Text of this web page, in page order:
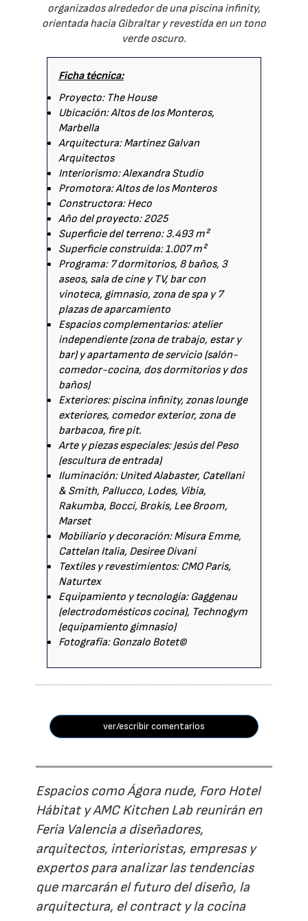
organizados alrededor de una piscina infinity,
orientada hacia Gibraltar y revestida en un tono
verde oscuro.
Ficha técnica:
Proyecto: The House
Ubicación: Altos de los Monteros,
Marbella
Arquitectura: Martinez Galvan
Arquitectos
Interiorismo: Alexandra Studio
Promotora: Altos de los Monteros
Constructora: Heco
Año del proyecto: 2025
Superficie del terreno: 3.493 m²
Superficie construida: 1.007 m²
Programa: 7 dormitorios, 8 baños, 3
aseos, sala de cine y TV, bar con
vinoteca, gimnasio, zona de spa y 7
plazas de aparcamiento
Espacios complementarios: atelier
independiente (zona de trabajo, estar y
bar) y apartamento de servicio (salón-
comedor-cocina, dos dormitorios y dos
baños)
Exteriores: piscina infinity, zonas lounge
exteriores, comedor exterior, zona de
barbacoa, fire pit.
Arte y piezas especiales: Jesús del Peso
(escultura de entrada)
Iluminación: United Alabaster, Catellani
& Smith, Pallucco, Lodes, Vibia,
Rakumba, Bocci, Brokis, Lee Broom,
Marset
Mobiliario y decoración: Misura Emme,
Cattelan Italia, Desiree Divani
Textiles y revestimientos: CMO Paris,
Naturtex
Equipamiento y tecnología: Gaggenau
(electrodomésticos cocina), Technogym
(equipamiento gimnasio)
Fotografía: Gonzalo Botet©
ver/escribir comentarios
Espacios como Ágora nude, Foro Hotel
Hábitat y AMC Kitchen Lab reunirán en
Feria Valencia a diseñadores,
arquitectos, interioristas, empresas y
expertos para analizar las tendencias
que marcarán el futuro del diseño, la
arquitectura, el contract y la cocina